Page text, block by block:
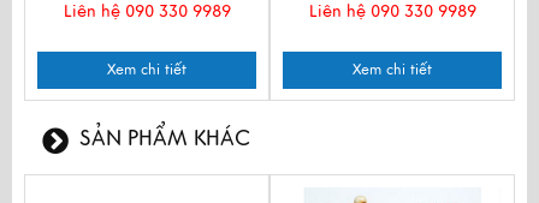
Liên hệ 090 330 9989
Xem chi tiết
Liên hệ 090 330 9989
Xem chi tiết
SẢN PHẨM KHÁC